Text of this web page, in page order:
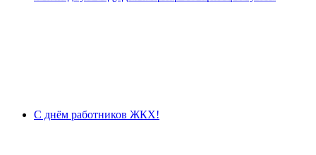
С днём работников ЖКХ!